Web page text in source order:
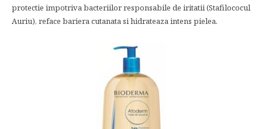
protectie impotriva bacteriilor responsabile de iritatii (Stafilococul
Auriu), reface bariera cutanata si hidrateaza intens pielea.